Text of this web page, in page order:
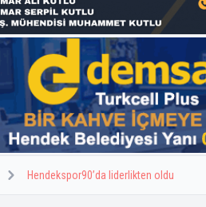
Hendekspor90’da liderlikten oldu